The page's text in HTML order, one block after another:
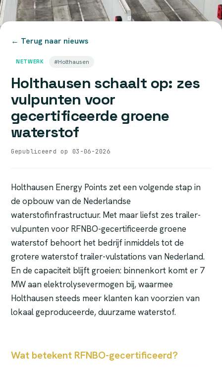
← Terug naar nieuws
NETWERK #Holthausen
Holthausen schaalt op: zes
vulpunten voor
gecertificeerde groene
waterstof
Gepubliceerd op 03-06-2026
Holthausen Energy Points zet een volgende stap in
de opbouw van de Nederlandse
waterstofinfrastructuur. Met maar liefst zes trailer-
vulpunten voor RFNBO-gecertificeerde groene
waterstof behoort het bedrijf inmiddels tot de
grotere waterstof trailer-vulstations van Nederland.
En de capaciteit blijft groeien: binnenkort komt er 7
MW aan elektrolysevermogen bij, waarmee
Holthausen steeds meer klanten kan voorzien van
lokaal geproduceerde, duurzame waterstof.
Wat betekent RFNBO-gecertificeerd?